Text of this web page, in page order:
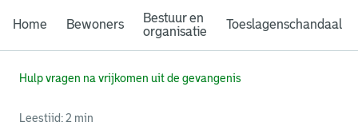
Home Bewoners
Bestuur en
organisatie
Toeslagenschandaal
Hulp vragen na vrijkomen uit de gevangenis
Leestijd: 2 min